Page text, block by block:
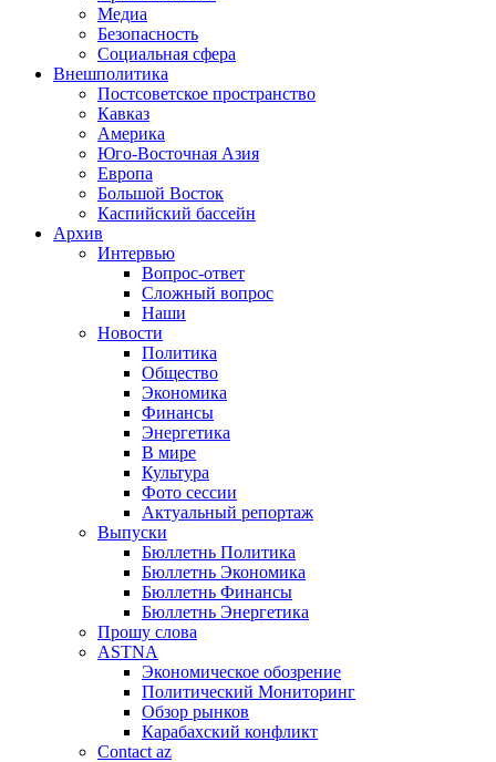
Медиа
Безопасность
Социальная сфера
Внешполитика
Постсоветское пространство
Кавказ
Америка
Юго-Восточная Азия
Европа
Большой Восток
Каспийский бассейн
Архив
Интервью
Вопрос-ответ
Сложный вопрос
Наши
Новости
Политика
Общество
Экономика
Финансы
Энергетика
В мире
Культура
Фото сессии
Актуальный репортаж
Выпуски
Бюллетнь Политика
Бюллетнь Экономика
Бюллетнь Финансы
Бюллетнь Энергетика
Прошу слова
ASTNA
Экономическое обозрение
Политический Мониторинг
Обзор рынков
Карабахский конфликт
Contact az